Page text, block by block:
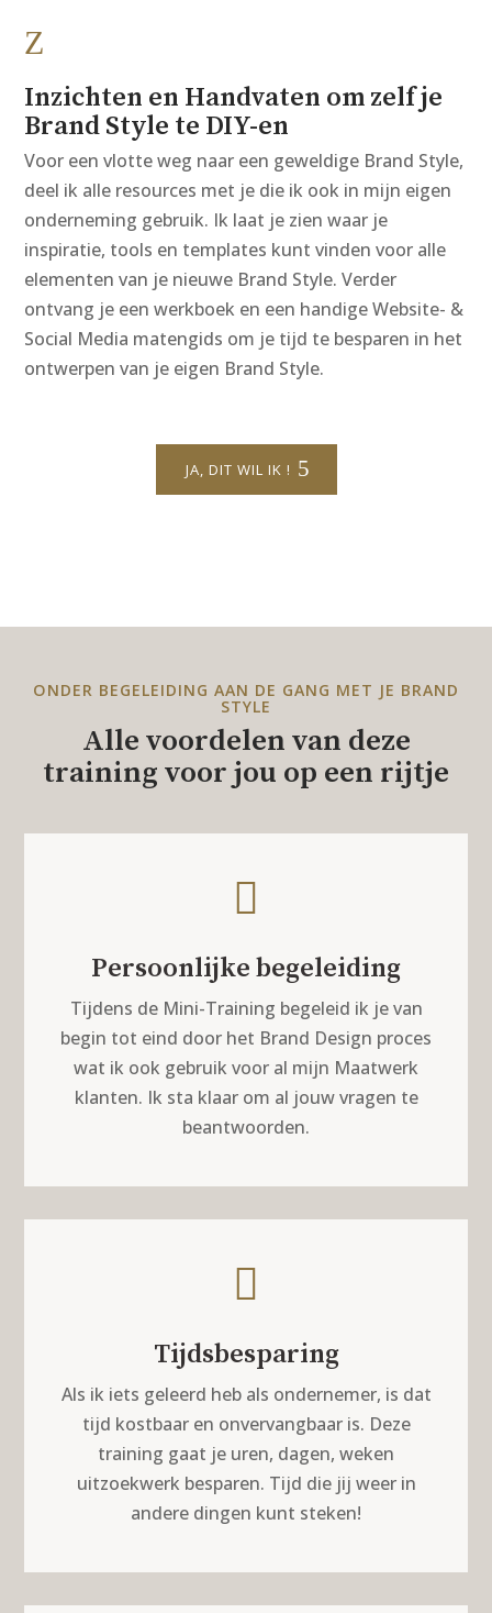
Z
Inzichten en Handvaten om zelf je
Brand Style te DIY-en
Voor een vlotte weg naar een geweldige Brand Style,
deel ik alle resources met je die ik ook in mijn eigen
onderneming gebruik. Ik laat je zien waar je
inspiratie, tools en templates kunt vinden voor alle
elementen van je nieuwe Brand Style. Verder
ontvang je een werkboek en een handige Website- &
Social Media matengids om je tijd te besparen in het
ontwerpen van je eigen Brand Style.
JA, DIT WIL IK !
ONDER BEGELEIDING AAN DE GANG MET JE BRAND
STYLE
Alle voordelen van deze
training voor jou op een rijtje

Persoonlijke begeleiding
Tijdens de Mini-Training begeleid ik je van
begin tot eind door het Brand Design proces
wat ik ook gebruik voor al mijn Maatwerk
klanten. Ik sta klaar om al jouw vragen te
beantwoorden.

Tijdsbesparing
Als ik iets geleerd heb als ondernemer, is dat
tijd kostbaar en onvervangbaar is. Deze
training gaat je uren, dagen, weken
uitzoekwerk besparen. Tijd die jij weer in
andere dingen kunt steken!